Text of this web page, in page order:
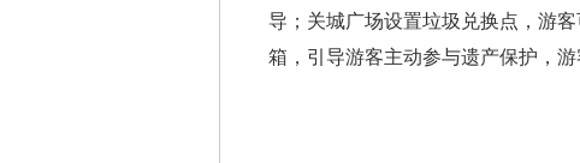
导；关城广场设置垃圾兑换点，游
箱，引导游客主动参与遗产保护，